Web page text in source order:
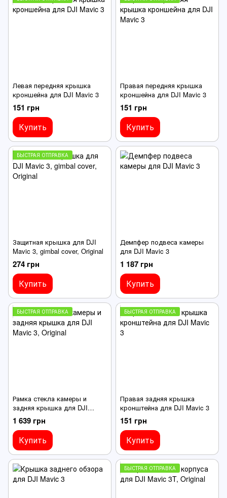
Левая передняя крышка
кроншейна для DJI Mavic 3
151 грн
Купить
Правая передняя крышка
кроншейна для DJI Mavic 3
151 грн
Купить
БЫСТРАЯ ОТПРАВКА
Защитная крышка для DJI
Mavic 3, gimbal cover, Original
274 грн
Купить
Демпфер подвеса камеры
для DJI Mavic 3
1 187 грн
Купить
БЫСТРАЯ ОТПРАВКА
Рамка стекла камеры и
задняя крышка для DJI
Mavic 3, Original
1 639 грн
Купить
БЫСТРАЯ ОТПРАВКА
Правая задняя крышка
кронштейна для DJI Mavic 3
151 грн
Купить
БЫСТРАЯ ОТПРАВКА